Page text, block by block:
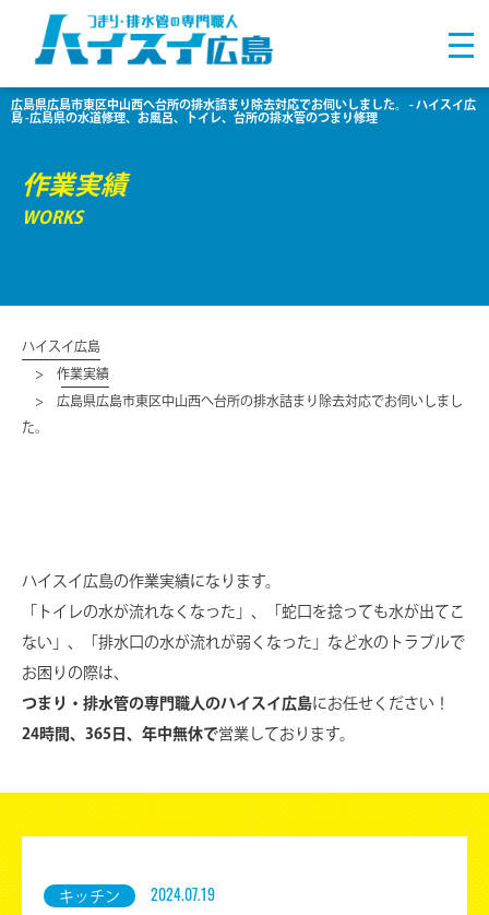
広島県広島市東区中山西へ台所の排水詰まり除去対応でお伺いしました。 - ハイスイ広
島 -広島県の水道修理、お風呂、トイレ、台所の排水管のつまり修理
作業実績
WORKS
ハイスイ広島
作業実績
広島県広島市東区中山西へ台所の排水詰まり除去対応でお伺いしまし
た。
ハイスイ広島の作業実績になります。
「トイレの水が流れなくなった」、「蛇口を捻っても水が出てこ
ない」、
「排水口の水が流れが弱くなった」など水のトラブルで
お困りの際は、
つまり・排水管の専門職人のハイスイ広島にお任せください！
24時間、365日、年中無休で営業しております。
キッチン 2024.07.19